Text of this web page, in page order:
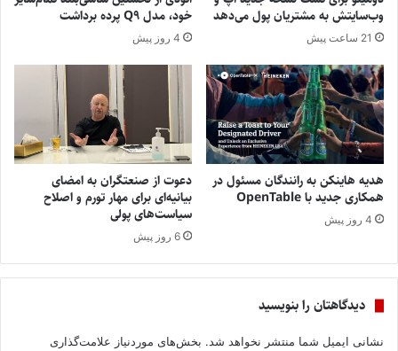
وب‌سایتش به مشتریان پول می‌دهد
21 ساعت پیش
خود، مدل Q9 پرده برداشت
4 روز پیش
هدیه هاینکن به رانندگان مسئول در
همکاری جدید با OpenTable
4 روز پیش
دعوت از صنعتگران به امضای
بیانیه‌ای برای مهار تورم و اصلاح
سیاست‌های پولی
6 روز پیش
دیدگاهتان را بنویسید
نشانی ایمیل شما منتشر نخواهد شد. بخش‌های موردنیاز علامت‌گذاری